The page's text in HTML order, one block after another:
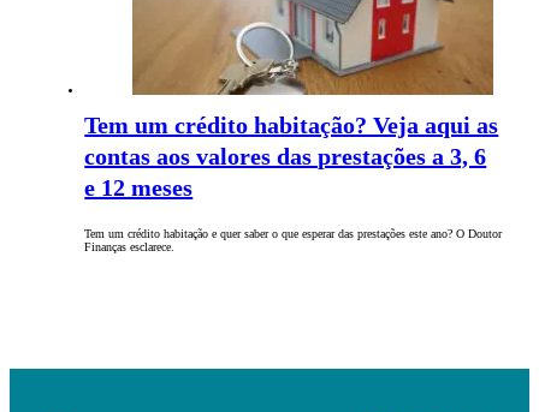
Tem um crédito habitação? Veja aqui as
contas aos valores das prestações a 3, 6
e 12 meses
Tem um crédito habitação e quer saber o que esperar das prestações este ano? O Doutor
Finanças esclarece.